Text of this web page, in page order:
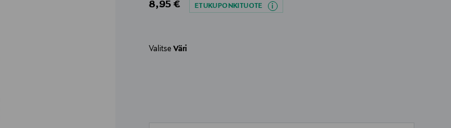
Original Price
8,95 € ETUKUPONKITUOTE
ValitseVäri